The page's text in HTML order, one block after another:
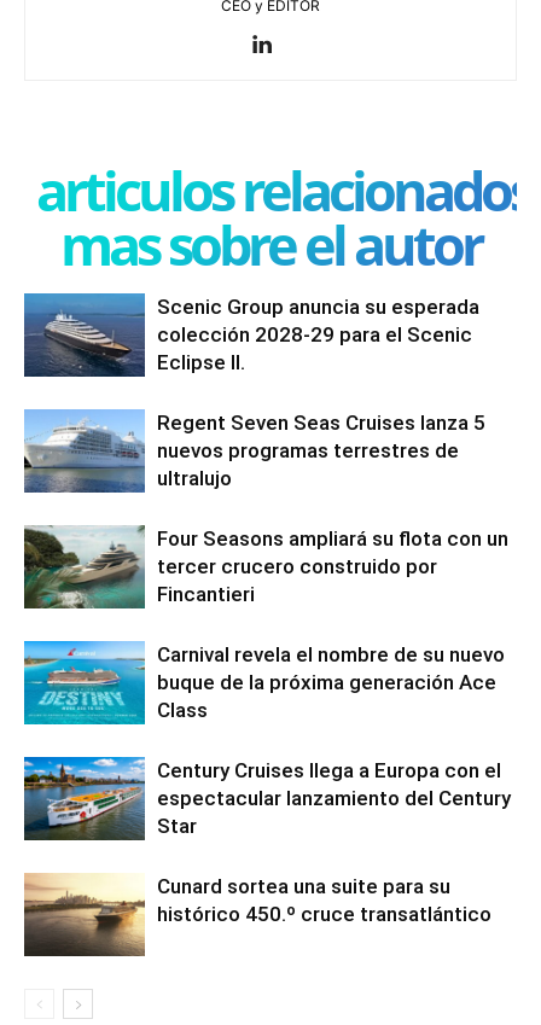
CEO y EDITOR
articulos relacionados
mas sobre el autor
Scenic Group anuncia su esperada
colección 2028-29 para el Scenic
Eclipse II.
Regent Seven Seas Cruises lanza 5
nuevos programas terrestres de
ultralujo
Four Seasons ampliará su flota con un
tercer crucero construido por
Fincantieri
Carnival revela el nombre de su nuevo
buque de la próxima generación Ace
Class
Century Cruises llega a Europa con el
espectacular lanzamiento del Century
Star
Cunard sortea una suite para su
histórico 450.º cruce transatlántico